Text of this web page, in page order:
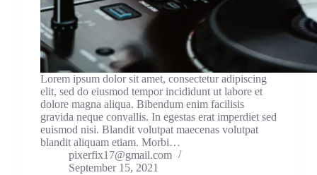
Lorem ipsum dolor sit amet, consectetur adipiscing
elit, sed do eiusmod tempor incididunt ut labore et
dolore magna aliqua. Bibendum enim facilisis
gravida neque convallis. In egestas erat imperdiet sed
euismod nisi. Blandit volutpat maecenas volutpat
blandit aliquam etiam. Morbi…
pixerfix17@gmail.com
September 15, 2021